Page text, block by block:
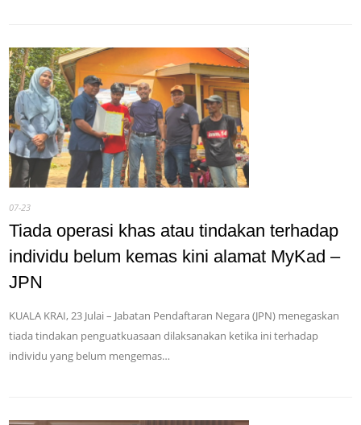
07-23
Tiada operasi khas atau tindakan terhadap
individu belum kemas kini alamat MyKad –
JPN
KUALA KRAI, 23 Julai – Jabatan Pendaftaran Negara (JPN) menegaskan
tiada tindakan penguatkuasaan dilaksanakan ketika ini terhadap
individu yang belum mengemas…